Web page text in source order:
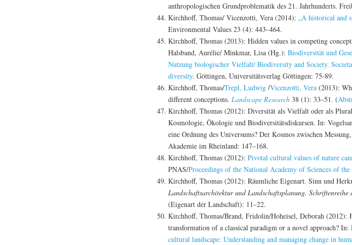
anthropologischen Grundproblematik des 21. Jahrhunderts.
Kirchhoff, Thomas/ Vicenzotti, Vera (2014): „A historical and
Environmental Values 23 (4): 443–464.
Kirchhoff, Thomas (2013): Hidden values in competing
Halsband, Aurélie/ Minkmar, Lisa (Hg.): Biodiversität und
Nutzung biologischer Vielfalt/ Biodiversity and Society.
diversity. Göttingen, Universitätsverlag Göttingen: 75-89.
Kirchhoff, Thomas/Trepl, Ludwig /Vicenzotti, Vera (2013):
different conceptions. Landscape Research 38 (1): 33–51. (
Kirchhoff, Thomas (2012): Diversität als Vielfalt oder als
Kosmologie, Ökologie und Biodiversitätsdiskursen. In:
eine Ordnung des Universums? Der Kosmos zwischen
Akademie im Rheinland: 147–168.
Kirchhoff, Thomas (2012): Pivotal cultural values of nature
PNAS/Proceedings of the National Academy of Sciences of
Kirchhoff, Thomas (2012): Räumliche Eigenart. Sinn und
Landschaftsarchitektur und Landschaftsplanung.
(Eigenart der Landschaft): 11–22.
Kirchhoff, Thomas/Brand, Fridolin/Hoheisel, Deborah (2012):
transformation of a classical paradigm or a novel approach?
cultural landscape: Understanding and managing change in